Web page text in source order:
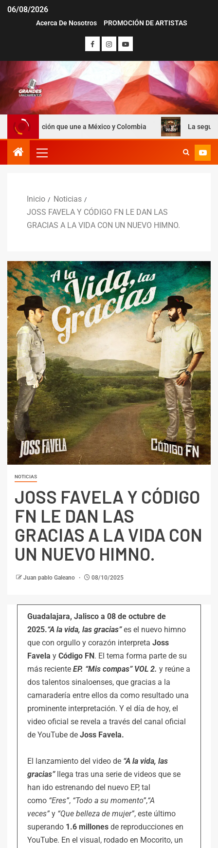
06/08/2026
Acerca De Nosotros PROMOCIÓN DE ARTISTAS
que une a México y Colombia La segunda parte de
Inicio
Noticias
JOSS FAVELA Y CÓDIGO FN LE DAN LAS
GRACIAS A LA VIDA CON UN NUEVO HIMNO.
NOTICIAS
JOSS FAVELA Y CÓDIGO
FN LE DAN LAS
GRACIAS A LA VIDA CON
UN NUEVO HIMNO.
Juan pablo Galeano 08/10/2025
Guadalajara, Jalisco a 08 de octubre de
2025.“A la vida, las gracias”es el nuevo himno
que con orgullo y corazón interpreta Joss
Favela y Código FN . El tema forma parte de su
más reciente EP. “Mis compas” VOL 2. y reúne a
dos talentos sinaloenses, que gracias a la
camaradería entre ellos da como resultado una
prominente interpretación. Y el día de hoy, el
video oficial se revela a través del canal oficial
de YouTube de Joss Favela.
El lanzamiento del video de “A la vida, las
gracias”llega tras una serie de videos que se
han ido estrenando del nuevo EP, tal
como “Eres”, “Todo a su momento”,“A
veces” y “Que belleza de mujer”, este último
superando 1.6 millones de reproducciones en
YouTube. En el visual, rodado en Mocorito, un